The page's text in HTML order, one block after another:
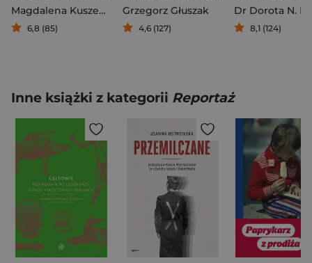
Magdalena Kuszewska
,Bożena Batycka
6,8 (85)
Grzegorz Głuszak
4,6 (127)
Dr Dorota N.
8,1 (124)
Inne książki z kategorii Reportaż